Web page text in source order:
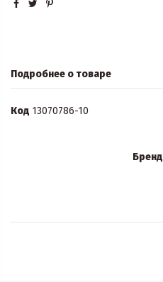
Подробнее о товаре
Бренд
Код 13070786-10